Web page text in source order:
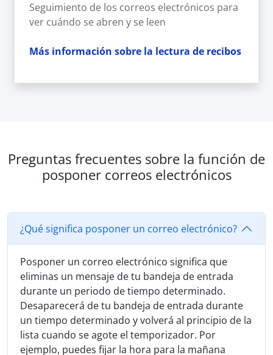
Seguimiento de los correos electrónicos para
ver cuándo se abren y se leen
Más información sobre la lectura de recibos
Preguntas frecuentes sobre la función de
posponer correos electrónicos
¿Qué significa posponer un correo electrónico?
Posponer un correo electrónico significa que
eliminas un mensaje de tu bandeja de entrada
durante un periodo de tiempo determinado.
Desaparecerá de tu bandeja de entrada durante
un tiempo determinado y volverá al principio de la
lista cuando se agote el temporizador. Por
ejemplo, puedes fijar la hora para la mañana